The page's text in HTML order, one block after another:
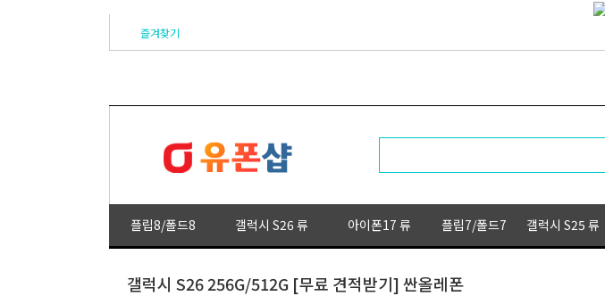
즐겨찾기
플립8/폴드8 갤럭시 S26 류 아이폰17 류 플립7/폴드7 갤럭시 S25 류
갤럭시 S26 256G/512G [무료 견적받기] 싼올레폰